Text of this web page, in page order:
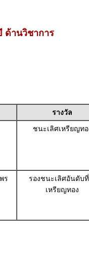
ด้านวิชาการ
รางวัล
ชนะเลิศเหรียญทอ
ร
รองชนะเลิศอันดับ
เหรียญทอง